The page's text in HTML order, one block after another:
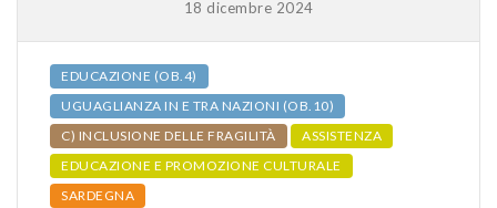
18 dicembre 2024
EDUCAZIONE (OB.4)
UGUAGLIANZA IN E TRA NAZIONI (OB.10)
C) INCLUSIONE DELLE FRAGILITÀ
ASSISTENZA
EDUCAZIONE E PROMOZIONE CULTURALE
SARDEGNA